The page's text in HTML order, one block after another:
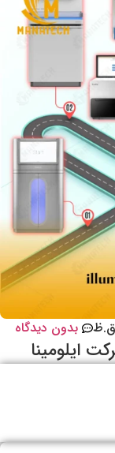
بدون دیدگاه
ایلومینا